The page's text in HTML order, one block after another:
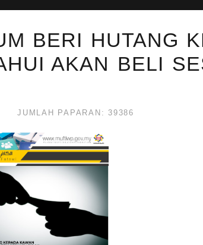
BERI HUTANG
AKAN BELI
JUMLAH PAPARAN: 39386